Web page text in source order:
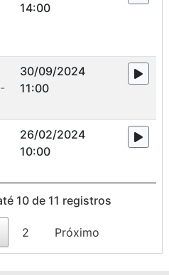
14:00
30/09/2024
11:00
26/02/2024
10:00
10 de 11 registros
2 Próximo